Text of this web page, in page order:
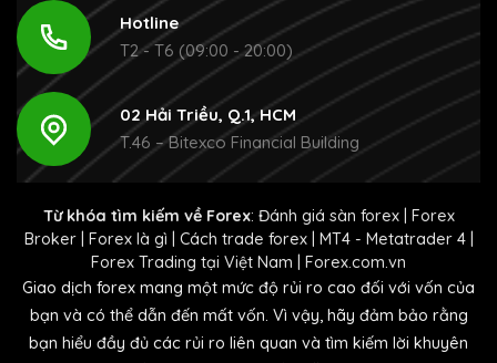
Hotline
T2 - T6 (09:00 - 20:00)
02 Hải Triều, Q.1, HCM
T.46 – Bitexco Financial Building
Từ khóa tìm kiếm về Forex: Đánh giá sàn forex| Forex
Broker| Forex là gì Cách trade forex| MT4 - Metatrader 4|
Forex Trading tại Việt Nam
Forex.com.vn
Giao dịch forex mang một mức độ rủi ro cao đối với vốn của
bạn và có thể dẫn đến mất vốn. Vì vậy, hãy đảm bảo rằng
bạn hiểu đầy đủ các rủi ro liên quan và tìm kiếm lời khuyên